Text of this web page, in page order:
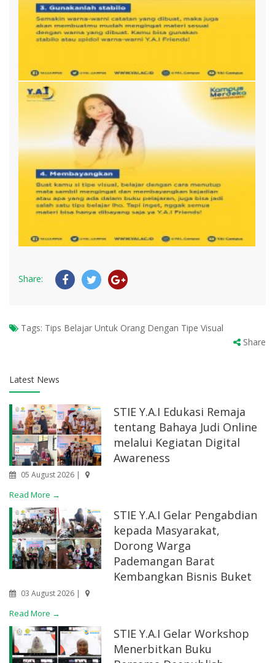
Share:
Tags: Tips Belajar Untuk Orang Dengan Tipe Visual
Share
Latest News
STIE Y.A.I Edukasi Remaja
tentang Bahaya Judi Online
melalui Kegiatan Digital
Awareness
05 August 2026 |
Read More →
STIE Y.A.I Gelar Pengabdian
kepada Masyarakat,
Dorong Warga
Pademangan Barat
Kembangkan Bisnis Buket
03 August 2026 |
Read More →
STIE Y.A.I Gelar Workshop
Menerbitkan Buku